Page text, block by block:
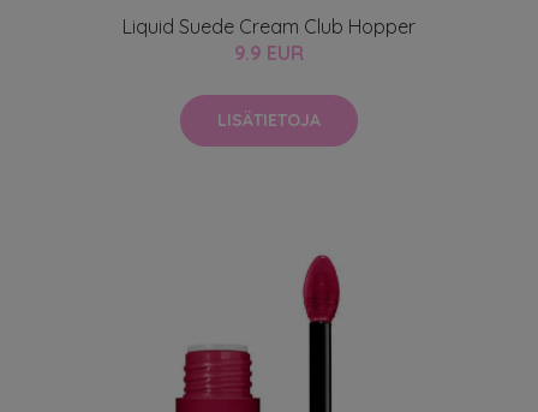
Liquid Suede Cream Club Hopper
9.9 EUR
LISÄTIETOJA